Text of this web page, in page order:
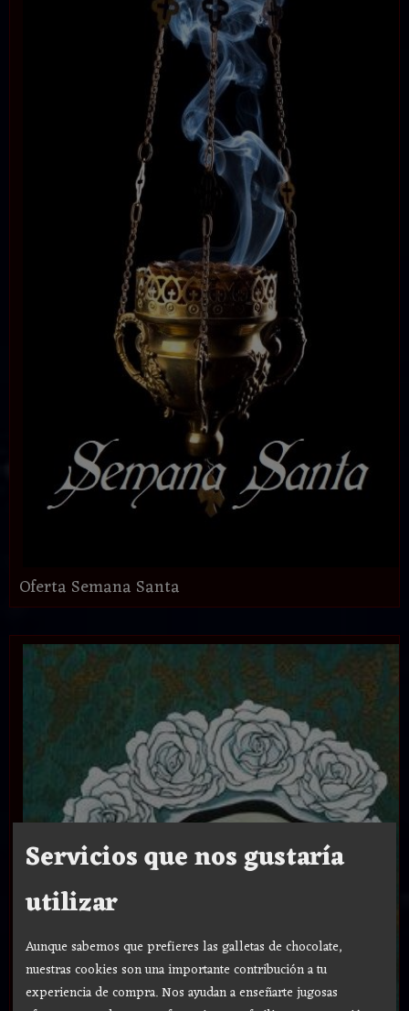
Oferta Semana Santa
Servicios que nos gustaría
utilizar
Aunque sabemos que prefieres las galletas de chocolate,
nuestras cookies son una importante contribución a tu
experiencia de compra. Nos ayudan a enseñarte jugosas